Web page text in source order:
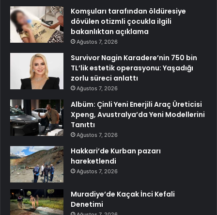
Komşuları tarafından öldüresiye
dövülen otizmli çocukla ilgili
bakanlıktan açıklama
Ağustos 7, 2026
Survivor Nagin Karadere’nin 750 bin
TL’lik estetik operasyonu: Yaşadığı
zorlu süreci anlattı
Ağustos 7, 2026
Albüm: Çinli Yeni Enerjili Araç Üreticisi
Xpeng, Avustralya’da Yeni Modellerini
Tanıttı
Ağustos 7, 2026
Hakkari’de Kurban pazarı
hareketlendi
Ağustos 7, 2026
Muradiye’de Kaçak İnci Kefali
Denetimi